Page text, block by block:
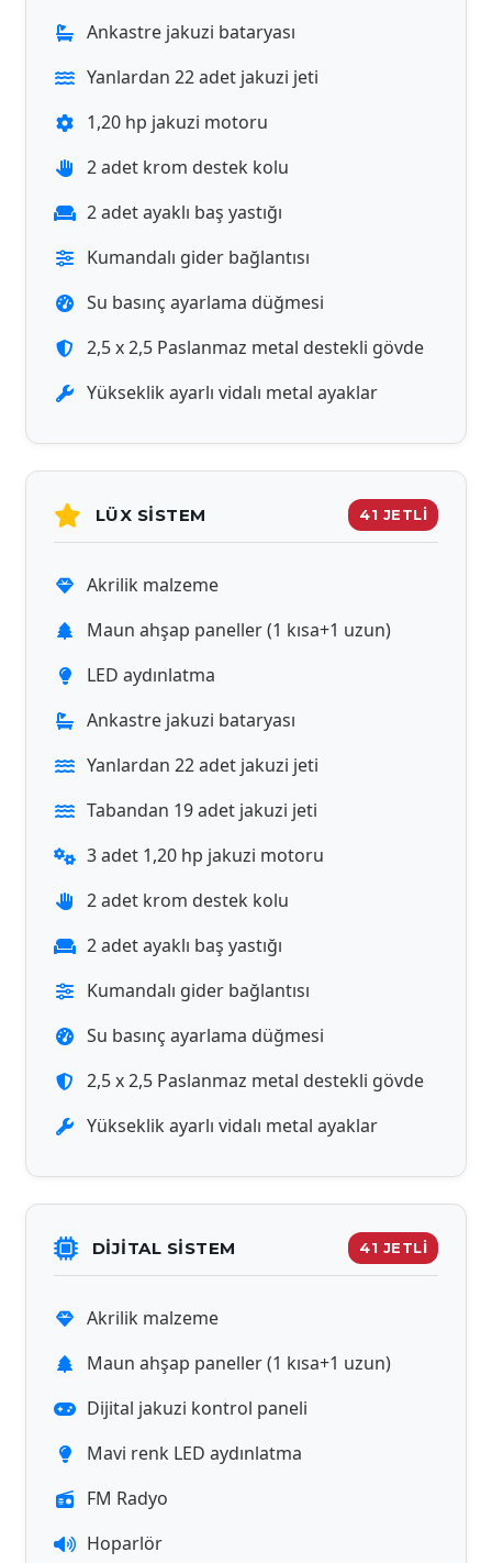
Ankastre jakuzi bataryası
Yanlardan 22 adet jakuzi jeti
1,20 hp jakuzi motoru
2 adet krom destek kolu
2 adet ayaklı baş yastığı
Kumandalı gider bağlantısı
Su basınç ayarlama düğmesi
2,5 x 2,5 Paslanmaz metal destekli gövde
Yükseklik ayarlı vidalı metal ayaklar
LÜX SISTEM 41 JETLİ
Akrilik malzeme
Maun ahşap paneller (1 kısa+1 uzun)
LED aydınlatma
Ankastre jakuzi bataryası
Yanlardan 22 adet jakuzi jeti
Tabandan 19 adet jakuzi jeti
3 adet 1,20 hp jakuzi motoru
2 adet krom destek kolu
2 adet ayaklı baş yastığı
Kumandalı gider bağlantısı
Su basınç ayarlama düğmesi
2,5 x 2,5 Paslanmaz metal destekli gövde
Yükseklik ayarlı vidalı metal ayaklar
DİJİTAL SISTEM 41 JETLİ
Akrilik malzeme
Maun ahşap paneller (1 kısa+1 uzun)
Dijital jakuzi kontrol paneli
Mavi renk LED aydınlatma
FM Radyo
Hoparlör